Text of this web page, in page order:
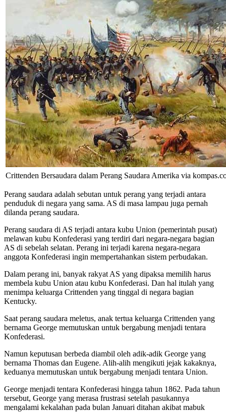
Crittenden Bersaudara dalam Perang Saudara Amerika via
Perang saudara adalah sebutan untuk perang yang terjadi antara
penduduk di negara yang sama. AS di masa lampau juga pernah
dilanda perang saudara.
Perang saudara di AS terjadi antara kubu Union (pemerintah pusat)
melawan kubu Konfederasi yang terdiri dari negara-negara bagian
AS di sebelah selatan. Perang ini terjadi karena negara-negara
anggota Konfederasi ingin mempertahankan sistem perbudakan.
Dalam perang ini, banyak rakyat AS yang dipaksa memilih harus
membela kubu Union atau kubu Konfederasi. Dan hal itulah yang
menimpa keluarga Crittenden yang tinggal di negara bagian
Kentucky.
Saat perang saudara meletus, anak tertua keluarga Crittenden yang
bernama George memutuskan untuk bergabung menjadi tentara
Konfederasi.
Namun keputusan berbeda diambil oleh adik-adik George yang
bernama Thomas dan Eugene. Alih-alih mengikuti jejak kakaknya,
keduanya memutuskan untuk bergabung menjadi tentara Union.
George menjadi tentara Konfederasi hingga tahun 1862. Pada tahun
tersebut, George yang merasa frustrasi setelah pasukannya
mengalami kekalahan pada bulan Januari ditahan akibat mabuk